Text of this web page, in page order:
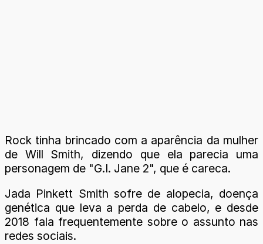
Rock tinha brincado com a aparência da mulher
de Will Smith, dizendo que ela parecia uma
personagem de "G.I. Jane 2", que é careca.
Jada Pinkett Smith sofre de alopecia, doença
genética que leva a perda de cabelo, e desde
2018 fala frequentemente sobre o assunto nas
redes sociais.